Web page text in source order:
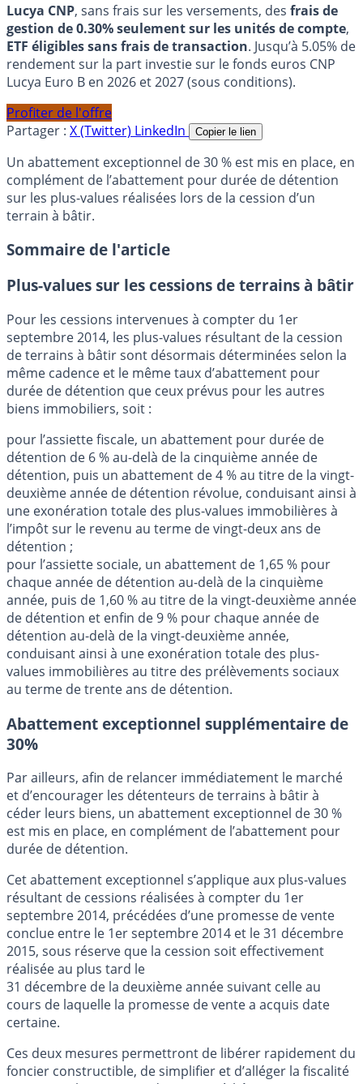
Lucya CNP, sans frais sur les versements, des frais de
gestion de 0.30% seulement sur les unités de compte,
ETF éligibles sans frais de transaction. Jusqu’à 5.05% de
rendement sur la part investie sur le fonds euros CNP
Lucya Euro B en 2026 et 2027 (sous conditions).
Profiter de l'offre
Partager : X (Twitter) LinkedIn Copier le lien
Un abattement exceptionnel de 30 % est mis en place, en
complément de l’abattement pour durée de détention
sur les plus-values réalisées lors de la cession d’un
terrain à bâtir.
Sommaire de l'article
Plus-values sur les cessions de terrains à bâtir
Pour les cessions intervenues à compter du 1er
septembre 2014, les plus-values résultant de la cession
de terrains à bâtir sont désormais déterminées selon la
même cadence et le même taux d’abattement pour
durée de détention que ceux prévus pour les autres
biens immobiliers, soit :
pour l’assiette fiscale, un abattement pour durée de
détention de 6 % au-delà de la cinquième année de
détention, puis un abattement de 4 % au titre de la vingt-
deuxième année de détention révolue, conduisant ainsi à
une exonération totale des plus-values immobilières à
l’impôt sur le revenu au terme de vingt-deux ans de
détention ;
pour l’assiette sociale, un abattement de 1,65 % pour
chaque année de détention au-delà de la cinquième
année, puis de 1,60 % au titre de la vingt-deuxième année
de détention et enfin de 9 % pour chaque année de
détention au-delà de la vingt-deuxième année,
conduisant ainsi à une exonération totale des plus-
values immobilières au titre des prélèvements sociaux
au terme de trente ans de détention.
Abattement exceptionnel supplémentaire de
30%
Par ailleurs, afin de relancer immédiatement le marché
et d’encourager les détenteurs de terrains à bâtir à
céder leurs biens, un abattement exceptionnel de 30 %
est mis en place, en complément de l’abattement pour
durée de détention.
Cet abattement exceptionnel s’applique aux plus-values
résultant de cessions réalisées à compter du 1er
septembre 2014, précédées d’une promesse de vente
conclue entre le 1er septembre 2014 et le 31 décembre
2015, sous réserve que la cession soit effectivement
réalisée au plus tard le
31 décembre de la deuxième année suivant celle au
cours de laquelle la promesse de vente a acquis date
certaine.
Ces deux mesures permettront de libérer rapidement du
foncier constructible, de simplifier et d’alléger la fiscalité